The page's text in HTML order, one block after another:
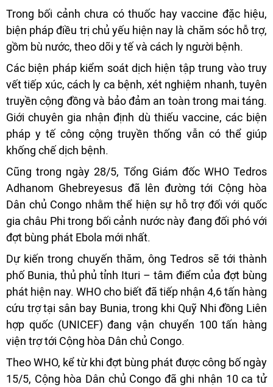
Trong bối cảnh chưa có thuốc hay vaccine đặc hiệu,
biện pháp điều trị chủ yếu hiện nay là chăm sóc hỗ trợ,
gồm bù nước, theo dõi y tế và cách ly người bệnh.
Các biện pháp kiểm soát dịch hiện tập trung vào truy
vết tiếp xúc, cách ly ca bệnh, xét nghiệm nhanh, tuyên
truyền cộng đồng và bảo đảm an toàn trong mai táng.
Giới chuyên gia nhận định dù thiếu vaccine, các biện
pháp y tế công cộng truyền thống vẫn có thể giúp
khống chế dịch bệnh.
Cũng trong ngày 28/5, Tổng Giám đốc WHO Tedros
Adhanom Ghebreyesus đã lên đường tới Cộng hòa
Dân chủ Congo nhằm thể hiện sự hỗ trợ đối với quốc
gia châu Phi trong bối cảnh nước này đang đối phó với
đợt bùng phát Ebola mới nhất.
Dự kiến trong chuyến thăm, ông Tedros sẽ tới thành
phố Bunia, thủ phủ tỉnh Ituri – tâm điểm của đợt bùng
phát hiện nay. WHO cho biết đã tiếp nhận 4,6 tấn hàng
cứu trợ tại sân bay Bunia, trong khi Quỹ Nhi đồng Liên
hợp quốc (UNICEF) đang vận chuyển 100 tấn hàng
viện trợ tới Cộng hòa Dân chủ Congo.
Theo WHO, kể từ khi đợt bùng phát được công bố ngày
15/5, Cộng hòa Dân chủ Congo đã ghi nhận 10 ca tử